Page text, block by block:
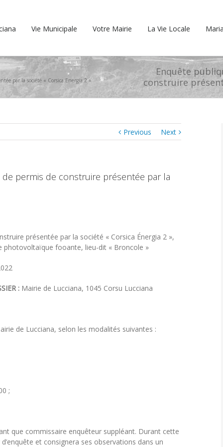
Vie Municipale Votre Mairie La Vie Locale
Enquête
construire
par la société « Corsica Energia 2 »
Previous Next
permis de construire présentée par la
présentée par la société « Corsica Énergia 2 »,
photovoltaïque fooante, lieu-dit « Broncole »
: Mairie de Lucciana, 1045 Corsu Lucciana
de Lucciana, selon les modalités suivantes :
;
que commissaire enquêteur suppléant. Durant cette
et consignera ses observations dans un